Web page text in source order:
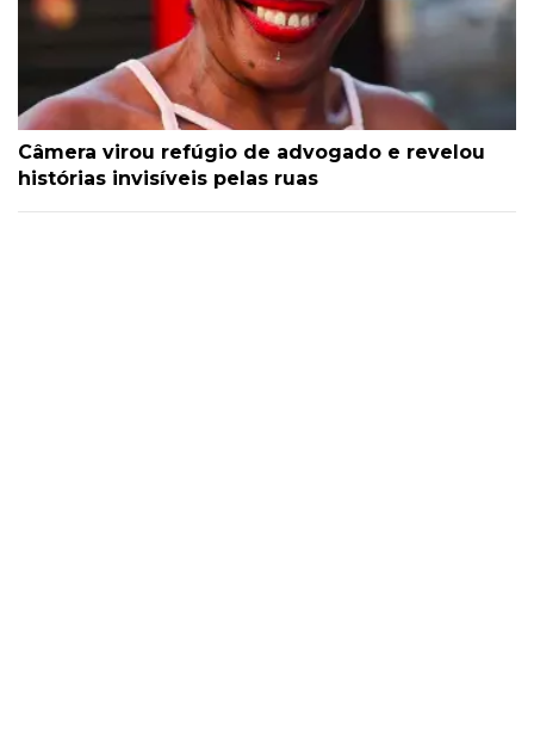
Câmera virou refúgio de advogado e revelou
histórias invisíveis pelas ruas